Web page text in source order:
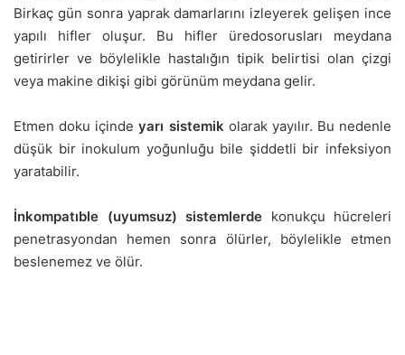
Birkaç gün sonra yaprak damarlarını izleyerek gelişen ince
yapılı hifler oluşur. Bu hifler üredosorusları meydana
getirirler ve böylelikle hastalığın tipik belirtisi olan çizgi
veya makine dikişi gibi görünüm meydana gelir.
Etmen doku içindeyarı sistemikolarak yayılır. Bu nedenle
düşük bir inokulum yoğunluğu bile şiddetli bir infeksiyon
yaratabilir.
İnkompatıble (uyumsuz) sistemlerde konukçu hücreleri
penetrasyondan hemen sonra ölürler, böylelikle etmen
beslenemez ve ölür.